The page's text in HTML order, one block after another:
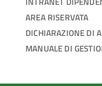
AREA RISERVATA
DICHIARAZIONE DI
MANUALE DI